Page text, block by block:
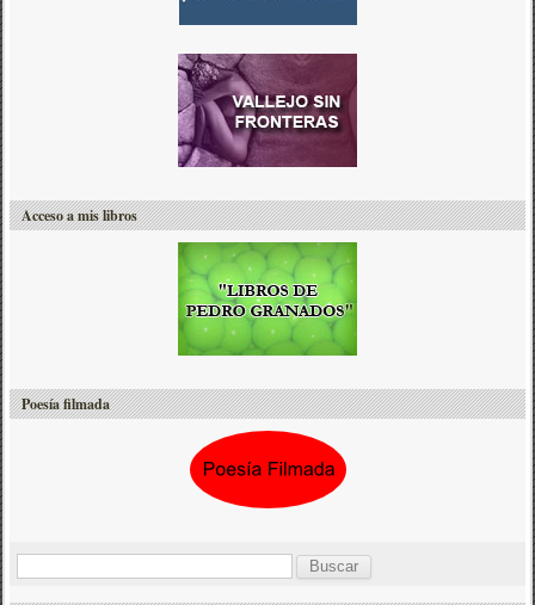
Acceso a mis libros
Poesía filmada